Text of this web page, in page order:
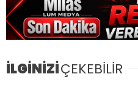
İLGİNİZİÇEKEBİLİR